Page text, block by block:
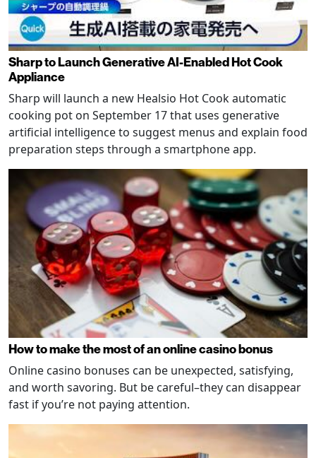
Sharp to Launch Generative AI-Enabled Hot Cook
Appliance
Sharp will launch a new Healsio Hot Cook automatic
cooking pot on September 17 that uses generative
artificial intelligence to suggest menus and explain food
preparation steps through a smartphone app.
How to make the most of an online casino bonus
Online casino bonuses can be unexpected, satisfying,
and worth savoring. But be careful–they can disappear
fast if you’re not paying attention.